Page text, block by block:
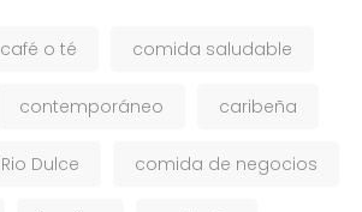
café o té comida saludable
contemporáneo caribeña
Rio Dulce comida de negocios